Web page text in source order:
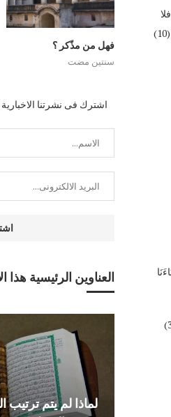
يشرك بالله (خَلَقَ السَّمَاوَاتِ بِغَيْرِ عَمَدٍ تَرَوْنَهَا وَأَلْقَى فِي الْأَرْضِ رَوَاسِيَ أَنْ تَمِيدَ بِكُمْ وَبَثَّ فِيهَا مِنْ كُلِّ دَابَّةٍ وَأَنْزَلْنَا مِنَ السَّمَاءِ مَاءً فَأَنْبَتْنَا فِيهَا مِنْ كُلِّ زَوْجٍ كَرِيمٍ (10)
فهل من مذّكر ؟
سنتين مضت
اشترك فى نشرتنا الاخبارية
العناوين الرئيسية هذا
لماذا لم يتم